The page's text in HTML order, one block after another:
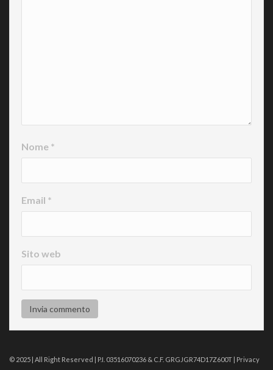
Nome *
Email *
Sito web
© 2025 | All Right Reserved | P.I. 03516070236 & C.F. GRGJGR74D17Z600T | Privacy